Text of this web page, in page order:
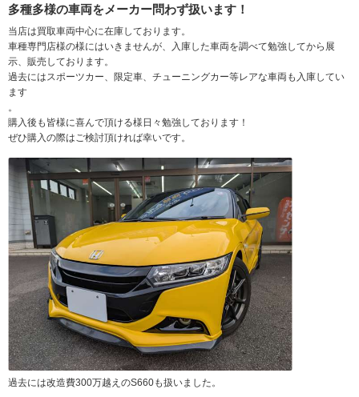
多種多様の車両をメーカー問わず扱います！
当店は買取車両中心に在庫しております。
車種専門店様の様にはいきませんが、入庫した車両を調べて勉強してから展
示、販売しております。
過去にはスポーツカー、限定車、チューニングカー等レアな車両も入庫してい
ます
。
購入後も皆様に喜んで頂ける様日々勉強しております！
ぜひ購入の際はご検討頂ければ幸いです。
過去には改造費300万越えのS660も扱いました。